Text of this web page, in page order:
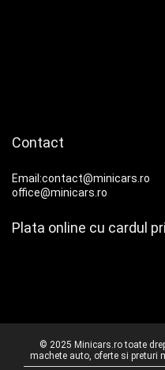
Contact
Email:contact@minicars.ro
office@minicars.ro
Plata online cu cardul
© 2025 Minicars.ro toate
machete auto, oferte si preturi